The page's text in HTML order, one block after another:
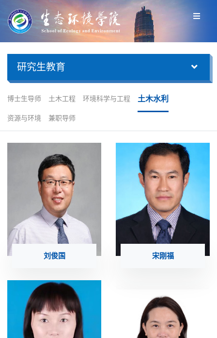
研究生教育
博士生导师 土木工程 环境科学与工程 土木水利
资源与环境 兼职导师
刘俊国 宋刚福